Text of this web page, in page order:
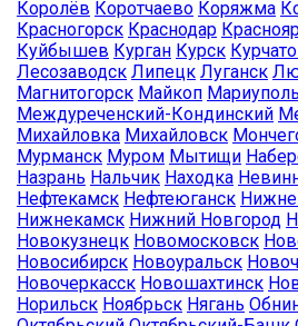
Королёв Коротчаево Коряжма
Красногорск Краснодар
Куйбышев Курган Курск
Лесозаводск Липецк Луганск
Магнитогорск Майкоп
Междуреченский-Кондинский
Михайловка Михайловск
Мурманск Муром Мытищи
Назрань Нальчик Находка
Нефтекамск Нефтеюганск
Нижнекамск Нижний Новгород
Новокузнецк Новомосковск
Новосибирск Новоуральск
Новочеркасск Новошахтинск
Норильск Ноябрьск Нягань